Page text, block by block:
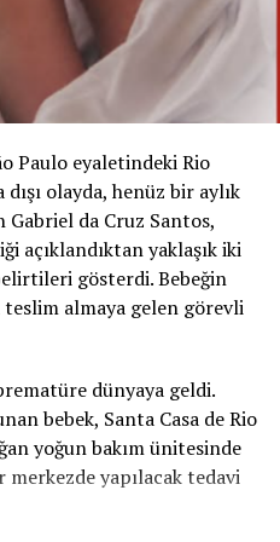
Stadt-Anzeiger“
bir silahın temini de
muhtemel İsviçreli
„İsviçreli cihadistler“ diye
Ren-Vestfalya’daki
planlanıyormuş. Ancak,
bir saldırı
Nordrhein-
planlanan bir
dair bir plan olduğu
için bazı endişeleri
planın detayları
göstermekte.
Paulo eyaletindeki Rio
olayda, henüz bir aylık
da Cruz Santos,
açıklandıktan yaklaşık iki
gösterdi. Bebeğin
almaya gelen görevli
dünyaya geldi.
bebek, Santa Casa de Rio
yoğun bakım ünitesinde
yapılacak tedavi